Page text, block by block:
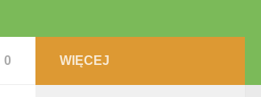
0 WIĘCEJ